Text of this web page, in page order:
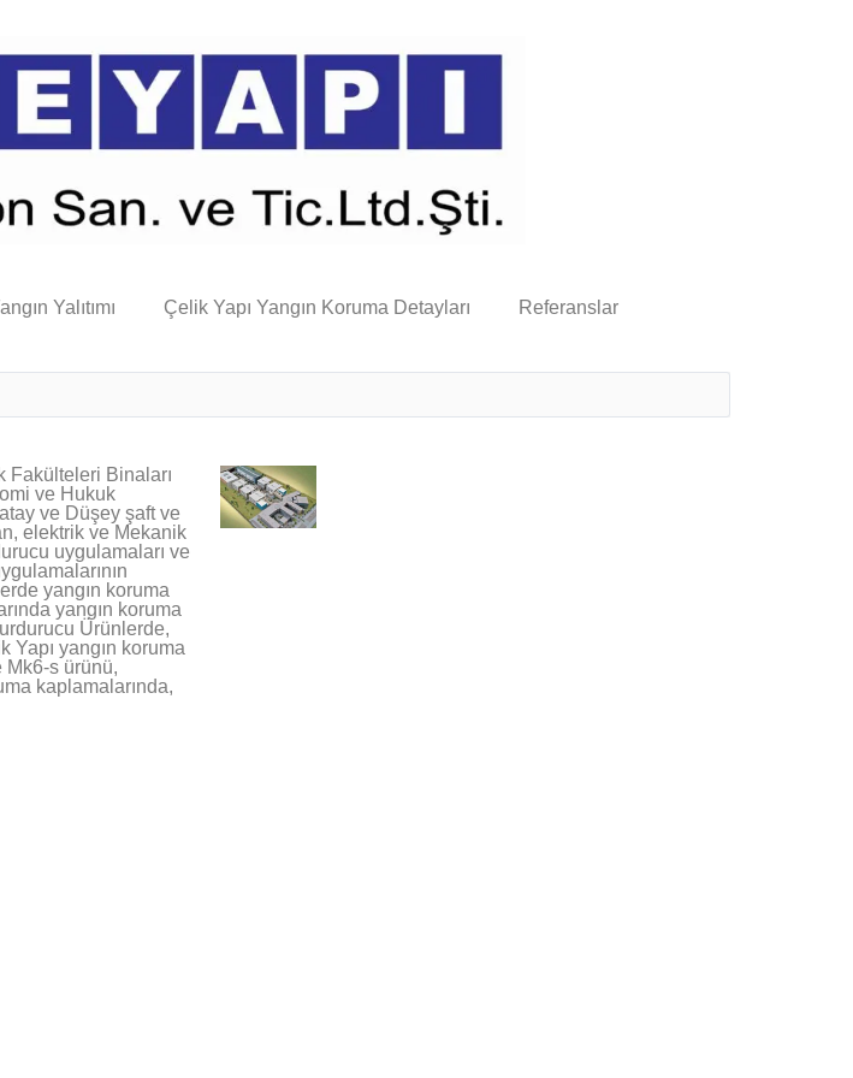
Yalıtımı Çelik Yapı Yangın Koruma Detayları Referanslar
Fakülteleri Binaları
ve Hukuk
ve Düşey şaft ve
elektrik ve Mekanik
uygulamaları ve
yangın koruma
yangın koruma
Ürünlerde,
Yapı yangın koruma
Mk6-s ürünü,
kaplamalarında,